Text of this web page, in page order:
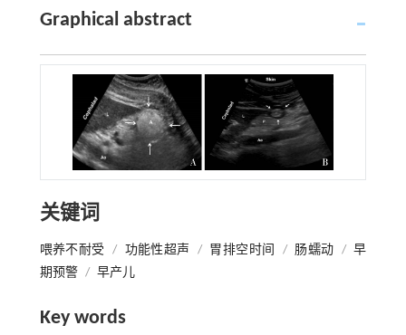
Graphical abstract
关键词
喂养不耐受 / 功能性超声 / 胃排空时间 / 肠蠕动 / 早
期预警 / 早产儿
Key words